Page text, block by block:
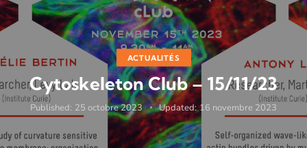
ACTUALITÉS
Cytoskeleton Club – 15/11/23
Published: 25 octobre 2023 Updated: 16 novembre 2023